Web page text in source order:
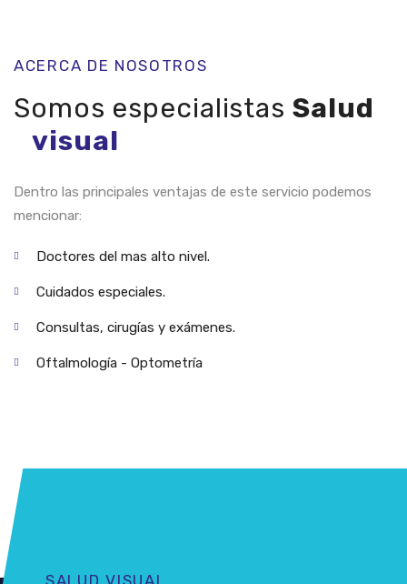
ACERCA DE NOSOTROS
Somos especialistas Salud
visual
Dentro las principales ventajas de este servicio podemos
mencionar:
Doctores del mas alto nivel.
Cuidados especiales.
Consultas, cirugías y exámenes.
Oftalmología - Optometría
SALUD VISUAL